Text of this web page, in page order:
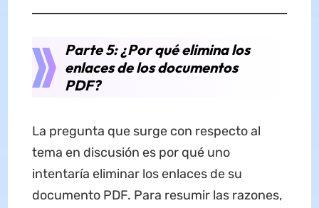
Parte 5: ¿Por qué elimina los
enlaces de los documentos
PDF?
La pregunta que surge con respecto al
tema en discusión es por qué uno
intentaría eliminar los enlaces de su
documento PDF. Para resumir las razones,